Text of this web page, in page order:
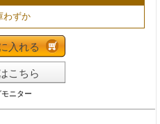
わずか
入れる
こちら
ニター